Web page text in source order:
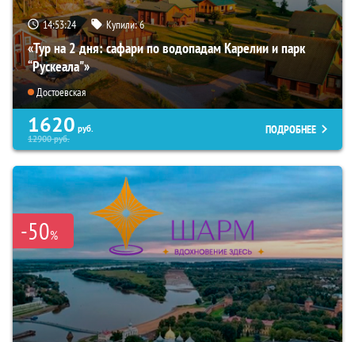
14:53:22 Купили:6
«Тур на 2 дня: сафари по водопадам Карелии и парк
“Рускеала"»
Достоевская
1620 руб.
12900руб.
ПОДРОБНЕЕ
-50%